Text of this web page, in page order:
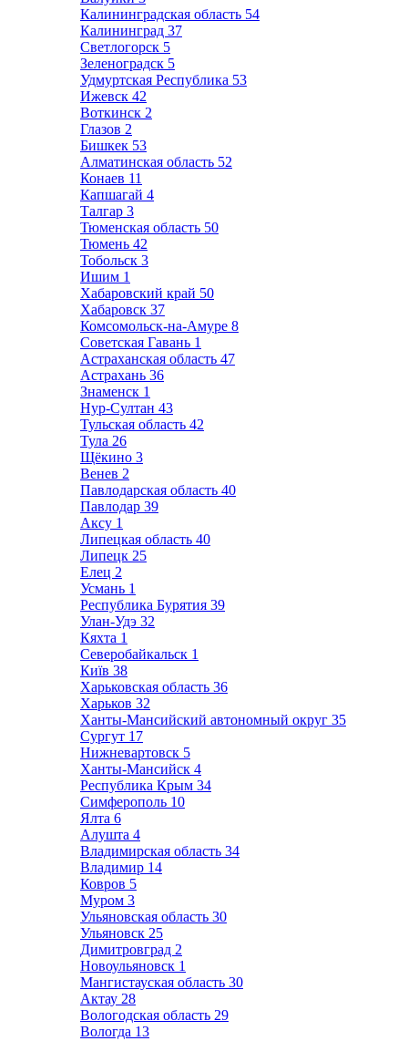
Калининградская область 54
Калининград 37
Светлогорск 5
Зеленоградск 5
Удмуртская Республика 53
Ижевск 42
Воткинск 2
Глазов 2
Бишкек 53
Алматинская область 52
Конаев 11
Капшагай 4
Талгар 3
Тюменская область 50
Тюмень 42
Тобольск 3
Ишим 1
Хабаровский край 50
Хабаровск 37
Комсомольск-на-Амуре 8
Советская Гавань 1
Астраханская область 47
Астрахань 36
Знаменск 1
Нур-Султан 43
Тульская область 42
Тула 26
Щёкино 3
Венев 2
Павлодарская область 40
Павлодар 39
Аксу 1
Липецкая область 40
Липецк 25
Елец 2
Усмань 1
Республика Бурятия 39
Улан-Удэ 32
Кяхта 1
Северобайкальск 1
Київ 38
Харьковская область 36
Харьков 32
Ханты-Мансийский автономный округ 35
Сургут 17
Нижневартовск 5
Ханты-Мансийск 4
Республика Крым 34
Симферополь 10
Ялта 6
Алушта 4
Владимирская область 34
Владимир 14
Ковров 5
Муром 3
Ульяновская область 30
Ульяновск 25
Димитровград 2
Новоульяновск 1
Мангистауская область 30
Актау 28
Вологодская область 29
Вологда 13